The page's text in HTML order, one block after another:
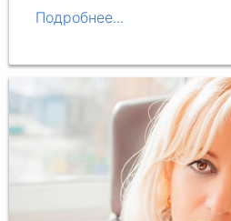
Подробнее...